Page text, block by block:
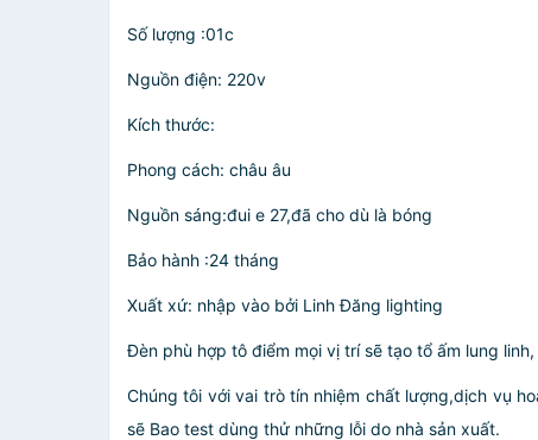
Số lượng :01c
Nguồn điện: 220v
Kích thước:
Phong cách: châu âu
Nguồn sáng:đui e 27,đã cho dù là bóng
Bảo hành :24 tháng
Xuất xứ: nhập vào bởi Linh Đăng lighting
Đèn phù hợp tô điểm mọi vị trí sẽ tạo tổ ấm lung
Chúng tôi với vai trò tín nhiệm chất lượng,dịch vụ
sẽ Bao test dùng thử những lỗi do nhà sản xuất.